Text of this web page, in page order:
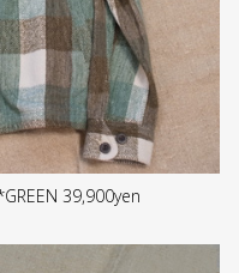
39,900yen